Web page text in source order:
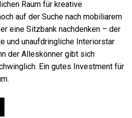
Raum für kreative
auf der Suche nach mobiliarem
eine Sitzbank nachdenken – der
und unaufdringliche Interiorstar
der Alleskönner gibt sich
Ein gutes Investment für